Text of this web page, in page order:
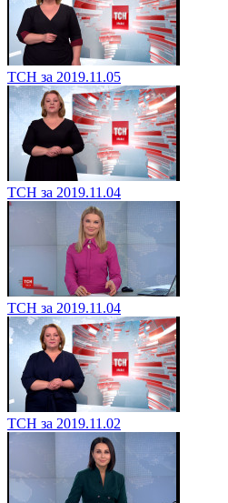
ТСН за 2019.11.05
ТСН за 2019.11.04
ТСН за 2019.11.04
ТСН за 2019.11.02